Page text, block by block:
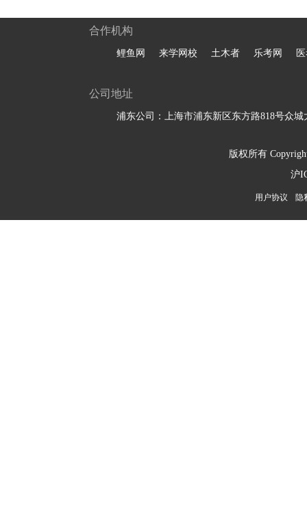
合作机构
鲤鱼网 来学网校 土木者 乐考网
公司地址
浦东公司：上海市浦东新区东方路818号众城
版权所有
沪
用户协议 隐